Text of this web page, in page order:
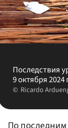
Последствия
9 октября 2024
Ricardo